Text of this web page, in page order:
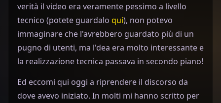
verità il video era veramente pessimo a livello
tecnico (potete guardalo qui), non potevo
immaginare che l'avrebbero guardato più di un
pugno di utenti, ma l'dea era molto interessante e
la realizzazione tecnica passava in secondo piano!
Ed eccomi qui oggi a riprendere il discorso da
dove avevo iniziato. In molti mi hanno scritto per